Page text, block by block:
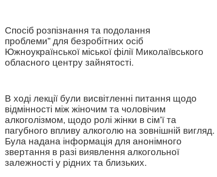
Спосіб розпізнання та подолання
проблеми” для безробітних осіб
Южноукраїнської міської філії Миколаївського
обласного центру зайнятості.
В ході лекції були висвітленні питання щодо
відмінності між жіночим та чоловічим
алкоголізмом, щодо ролі жінки в сім’ї та
пагубного впливу алкоголю на зовнішній вигляд.
Була надана інформація для анонімного
звертання в разі виявлення алкогольної
залежності у рідних та близьких.